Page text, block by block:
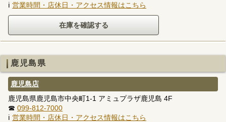
ℹ 営業時間・店休日・アクセス情報はこちら
鹿児島県
鹿児島店
鹿児島県鹿児島市中央町1-1 アミュプラザ鹿児島 4F
☎ 099-812-7000
ℹ 営業時間・店休日・アクセス情報はこちら